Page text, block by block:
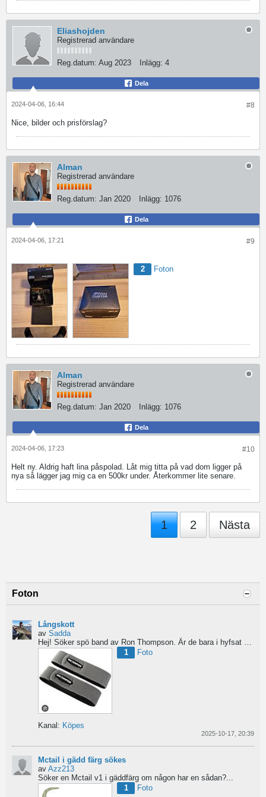
Eliashojden
Registrerad användare
Reg.datum: Aug 2023 Inlägg: 4
Dela
#8
2024-04-06, 16:44
Nice, bilder och prisförslag?
Alman
Registrerad användare
Reg.datum: Jan 2020 Inlägg: 1076
Dela
#9
2024-04-06, 17:21
2 Foton
Alman
Registrerad användare
Reg.datum: Jan 2020 Inlägg: 1076
Dela
#10
2024-04-06, 17:23
Helt ny. Aldrig haft lina påspolad. Låt mig titta på vad dom ligger på
nya så lägger jag mig ca en 500kr under. Återkommer lite senare.
1 2 Nästa
Foton
Långskott
av Sadda
Hej! Söker spö band av Ron Thompson. Är de bara i hyfsat skick så köper jag gärna ett par....
1
Foto
Kanal: Köpes
2025-10-17, 20:39
Mctail i gädd färg sökes
av Azz213
Söker en Mctail v1 i gäddfärg om någon har en sådan?...
1
Foto